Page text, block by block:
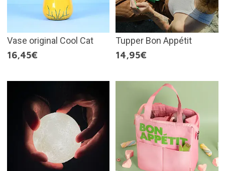
Vase original Cool Cat
16,45€
Tupper Bon Appétit
14,95€